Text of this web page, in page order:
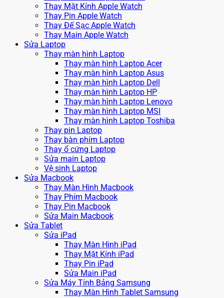
Thay Mặt Kính Apple Watch
Thay Pin Apple Watch
Thay Đế Sạc Apple Watch
Thay Main Apple Watch
Sửa Laptop
Thay màn hình Laptop
Thay màn hình Laptop Acer
Thay màn hình Laptop Asus
Thay màn hình Laptop Dell
Thay màn hình Laptop HP
Thay màn hình Laptop Lenovo
Thay màn hình Laptop MSI
Thay màn hình Laptop Toshiba
Thay pin Laptop
Thay bàn phím Laptop
Thay ổ cứng Laptop
Sửa main Laptop
Vệ sinh Laptop
Sửa Macbook
Thay Màn Hình Macbook
Thay Phím Macbook
Thay Pin Macbook
Sửa Main Macbook
Sửa Tablet
Sửa iPad
Thay Màn Hình iPad
Thay Mặt Kính iPad
Thay Pin iPad
Sửa Main iPad
Sửa Máy Tính Bảng Samsung
Thay Màn Hình Tablet Samsung